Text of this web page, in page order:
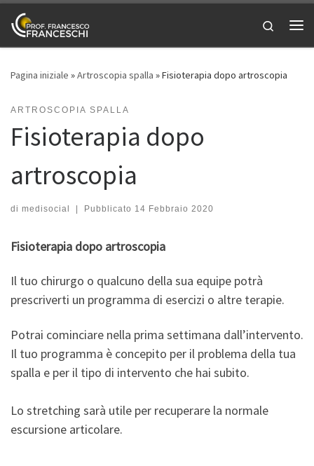
Passa al contenuto
Search
Pagina iniziale »Artroscopia spalla »Fisioterapia dopo artroscopia
ARTROSCOPIA SPALLA
Fisioterapia dopo
artroscopia
di medisocial | Pubblicato 14 Febbraio 2020
Fisioterapia dopo artroscopia
Il tuo chirurgo o qualcuno della sua equipe potrà
prescriverti un programma di esercizi o altre terapie.
Potrai cominciare nella prima settimana dall’intervento.
Il tuo programma è concepito per il problema della tua
spalla e per il tipo di intervento che hai subito.
Lo stretching sarà utile per recuperare la normale
escursione articolare.